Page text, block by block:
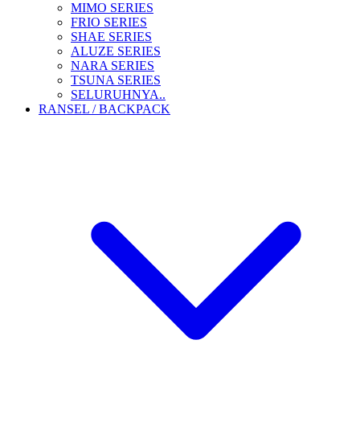
MIMO SERIES
FRIO SERIES
SHAE SERIES
ALUZE SERIES
NARA SERIES
TSUNA SERIES
SELURUHNYA..
RANSEL / BACKPACK